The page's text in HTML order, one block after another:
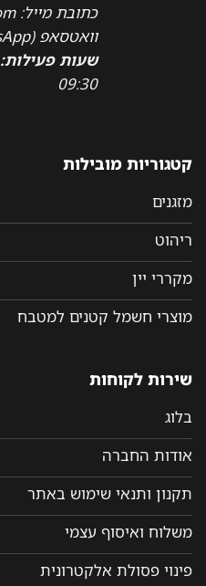
כתובת מייל: m4aisrael@gmail.com
וואטסאפ (WhatsApp) - 058-6057111
שעות פעילות:
09:30
קטגוריות מובילות
מזגנים
ריהוט
מקררי יין
מוצרי חשמל קטנים למטבח
שירות לקוחות
בלוג
אודות החברה
תקנון ותנאי שימוש באתר
משלוח ואיסוף עצמי
פינוי פסולת אלקטרונית